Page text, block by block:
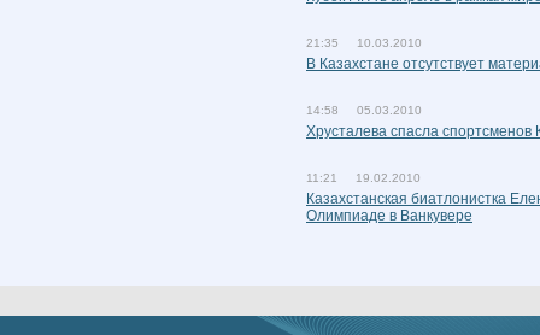
21:35 10.03.2010
В Казахстане отсутствует
14:58 05.03.2010
Хрусталева спасла спортсменов
11:21 19.02.2010
Казахстанская биатлонистка
Олимпиаде в Ванкувере